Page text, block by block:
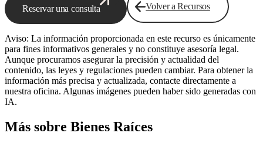
Reservar una consulta Volver a Recursos
Aviso: La información proporcionada en este recurso es únicamente
para fines informativos generales y no constituye asesoría legal.
Aunque procuramos asegurar la precisión y actualidad del
contenido, las leyes y regulaciones pueden cambiar. Para obtener la
información más precisa y actualizada, contacte directamente a
nuestra oficina. Algunas imágenes pueden haber sido generadas con
IA.
Más sobre Bienes Raíces